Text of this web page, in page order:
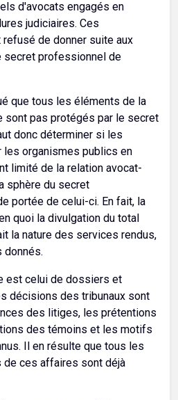
d'avocats engagés en
judiciaires. Ces
de donner suite aux
secret professionnel de
que tous les éléments de la
sont pas protégés par le secret
donc déterminer si les
les organismes publics en
limité de la relation avocat-
sphère du secret
portée de celui-ci. En fait, la
quoi la divulgation du total
la nature des services rendus,
donnés.
est celui de dossiers et
décisions des tribunaux sont
des litiges, les prétentions
des témoins et les motifs
Il en résulte que tous les
ces affaires sont déjà